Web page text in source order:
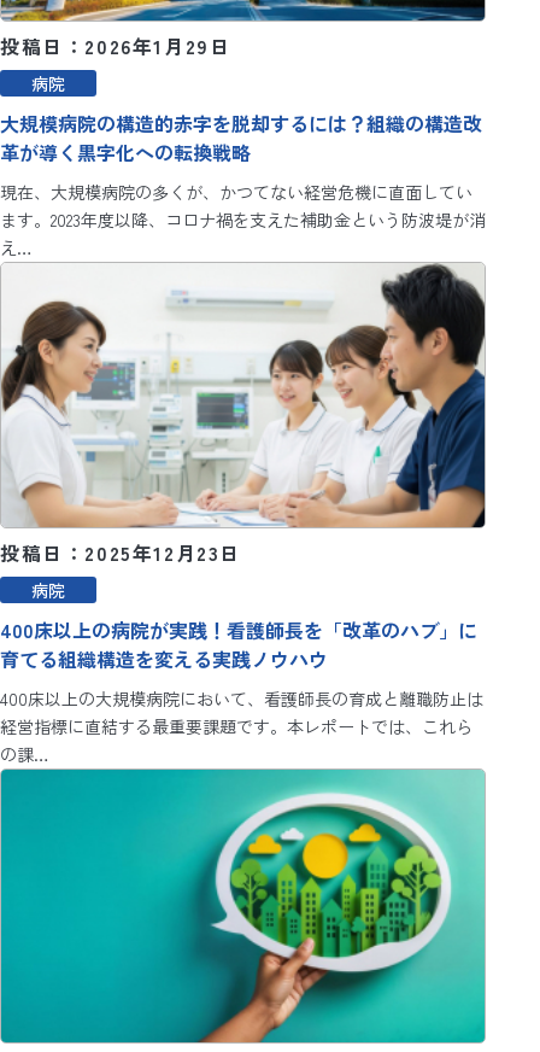
投稿日：2026年1月29日
病院
大規模病院の構造的赤字を脱却するには？組織の構造改
革が導く黒字化への転換戦略
現在、大規模病院の多くが、かつてない経営危機に直面してい
ます。2023年度以降、コロナ禍を支えた補助金という防波堤が消
え…
投稿日：2025年12月23日
病院
400床以上の病院が実践！看護師長を「改革のハブ」に
育てる組織構造を変える実践ノウハウ
400床以上の大規模病院において、看護師長の育成と離職防止は
経営指標に直結する最重要課題です。本レポートでは、これら
の課…